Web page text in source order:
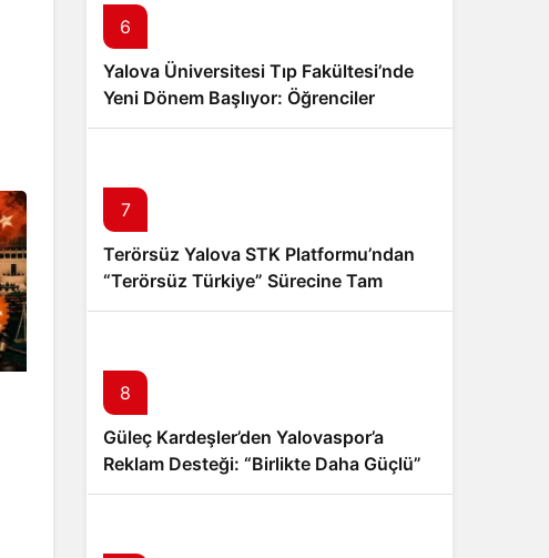
6
Yalova Üniversitesi Tıp Fakültesi’nde
Yeni Dönem Başlıyor: Öğrenciler
Eğitimlerine Yalova’da Başlayacak
7
Terörsüz Yalova STK Platformu’ndan
“Terörsüz Türkiye” Sürecine Tam
Destek
8
Güleç Kardeşler’den Yalovaspor’a
Reklam Desteği: “Birlikte Daha Güçlü”
Mesajı